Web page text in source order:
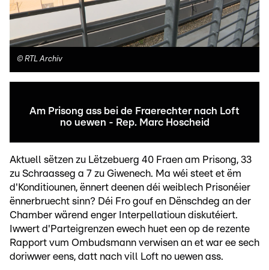
© RTL Archiv
Am Prisong ass bei de Fraerechter nach Loft
no uewen - Rep. Marc Hoscheid
Aktuell sëtzen zu Lëtzebuerg 40 Fraen am Prisong, 33
zu Schraasseg a 7 zu Giwenech. Ma wéi steet et ëm
d'Konditiounen, ënnert deenen déi weiblech Prisonéier
ënnerbruecht sinn? Déi Fro gouf en Dënschdeg an der
Chamber wärend enger Interpellatioun diskutéiert.
Iwwert d'Parteigrenzen ewech huet een op de rezente
Rapport vum Ombudsmann verwisen an et war ee sech
doriwwer eens, datt nach vill Loft no uewen ass.